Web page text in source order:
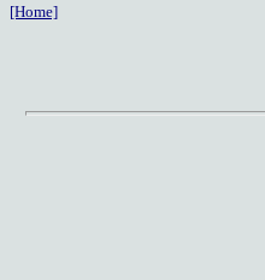
[Home]